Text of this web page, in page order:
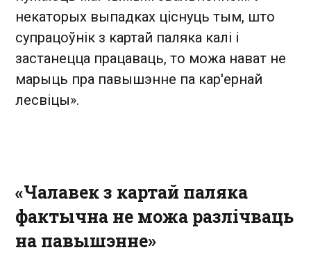
некаторых выпадках ціснуць тым, што
супрацоўнік з картай паляка калі і
застанецца працаваць, то можа нават не
марыць пра павышэнне па кар'ернай
лесвіцы».
«Чалавек з картай паляка
фактычна не можа разлічваць
на павышэнне»